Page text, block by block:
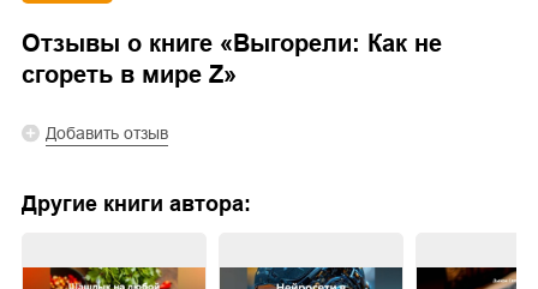
Отзывы о книге «Выгорели: Как не
сгореть в мире Z»
Добавить отзыв
Другие книги автора: